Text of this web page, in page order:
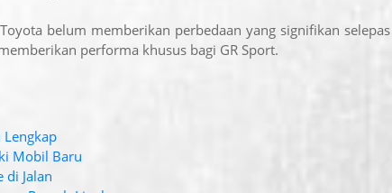
belum memberikan perbedaan yang signifikan selepas
performa khusus bagi GR Sport.
Lengkap
Mobil Baru
di Jalan